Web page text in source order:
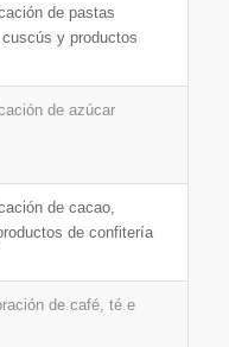
de pastas
y productos
de azúcar
de cacao,
de confitería
de café, té e